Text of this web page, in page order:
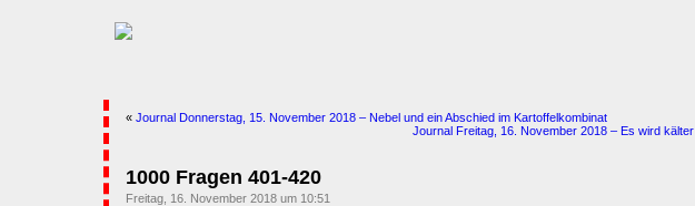
« Journal Donnerstag, 15. November 2018 – Nebel und ein Abschied im Kartoffelkombinat
Journal Freitag, 16. November 2018 – Es wird kälter
1000 Fragen 401-420
Freitag, 16. November 2018 um 10:51